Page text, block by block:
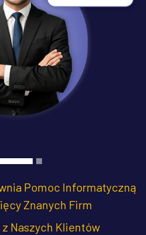
Pomoc Informatyczną
Znanych Firm
Naszych Klientów